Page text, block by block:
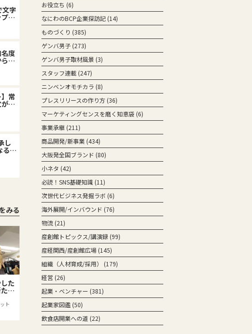
文字
と
度
脱
】常
突
織
し
るグ
みる
た
な
ト
お役立ち (6)
なにわのBCP企業探訪記 (14)
ものづくり (385)
ゲンバ男子 (273)
ゲンバ男子取材風景 (3)
スタッフ連載 (247)
ニンベンオモチカラ (8)
プレスリリースの作り方 (36)
マーケティングセンスを磨く知恵袋 (6)
事業承継 (211)
商品開発/新事業 (434)
大阪発全国ブランド (80)
小ネタ (42)
必読！SNS基礎知識 (11)
次世代ビジネス発掘ラボ (6)
海外展開/インバウンド (76)
物流 (21)
産創館トピックス/講演録 (99)
産経関西/産創館広場 (145)
組織（人材育成/採用） (179)
経営 (26)
起業・ベンチャー (381)
起業家図鑑 (50)
飲食店開業への道 (22)